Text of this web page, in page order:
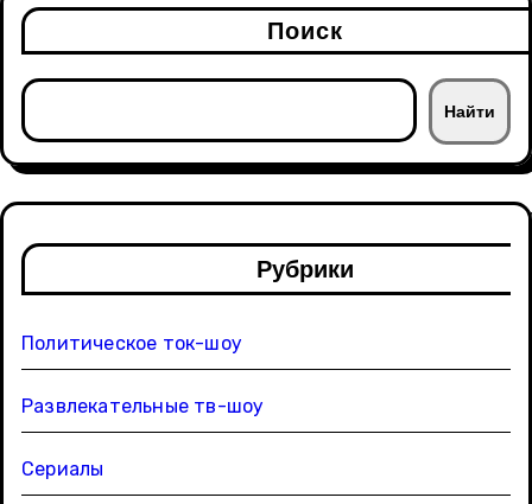
Поиск
Найти
Рубрики
Политическое ток-шоу
Развлекательные тв-шоу
Сериалы